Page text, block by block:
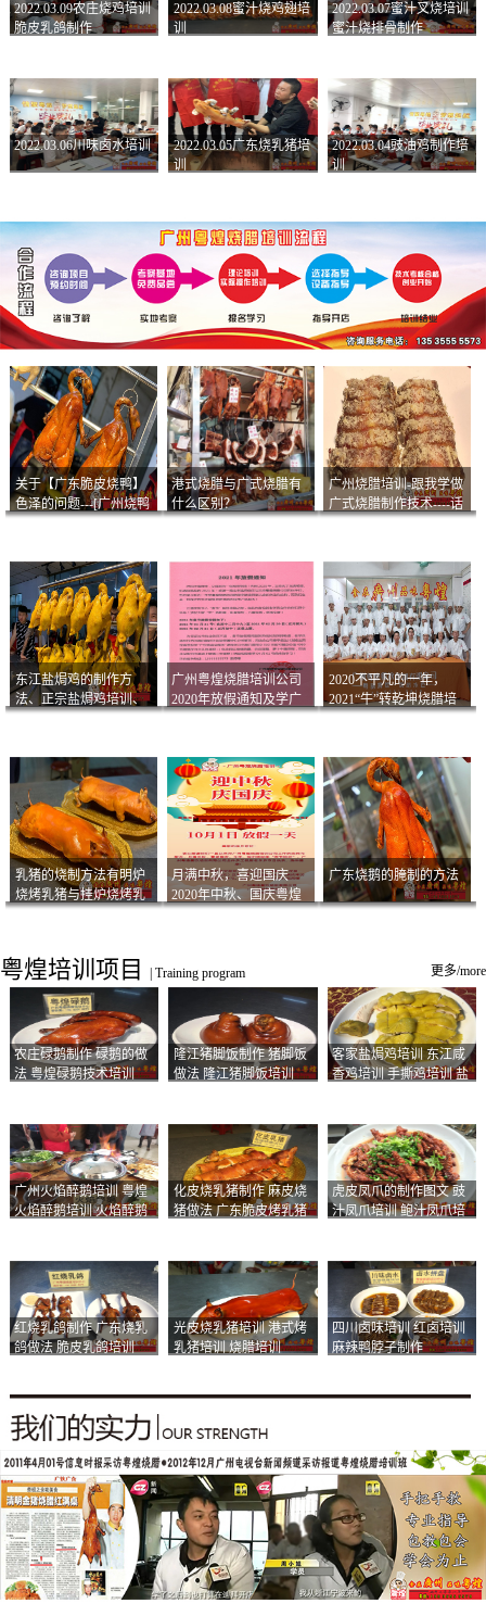
2022.03.09农庄烧鸡培训
脆皮乳鸽制作
2022.03.08蜜汁烧鸡翅培
训
2022.03.07蜜汁叉烧培训
蜜汁烧排骨制作
2022.03.06川味卤水培训
2022.03.05广东烧乳猪培
训
2022.03.04豉油鸡制作培
训
关于【广东脆皮烧鸭】
色泽的问题---[广州烧鸭
港式烧腊与广式烧腊有
什么区别？
广州烧腊培训-跟我学做
广式烧腊制作技术----话
东江盐焗鸡的制作方
法、正宗盐焗鸡培训、
广州粤煌烧腊培训公司
2020年放假通知及学广
2020不平凡的一年，
2021“牛”转乾坤烧腊培
乳猪的烧制方法有明炉
烧烤乳猪与挂炉烧烤乳
月满中秋，喜迎国庆
2020年中秋、国庆粤煌
广东烧鹅的腌制的方法
粤煌培训项目 Training program 更多/more
农庄碌鹅制作 碌鹅的做
法 粤煌碌鹅技术培训
隆江猪脚饭制作 猪脚饭
做法 隆江猪脚饭培训
客家盐焗鸡培训 东江咸
香鸡培训 手撕鸡培训 盐
广州火焰醉鹅培训 粤煌
火焰醉鹅培训 火焰醉鹅
化皮烧乳猪制作 麻皮烧
猪做法 广东脆皮烤乳猪
虎皮凤爪的制作图文 豉
汁凤爪培训 鲍汁凤爪培
红烧乳鸽制作 广东烧乳
鸽做法 脆皮乳鸽培训
光皮烧乳猪培训 港式烤
乳猪培训 烧腊培训
四川卤味培训 红卤培训
麻辣鸭脖子制作